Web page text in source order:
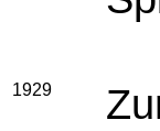
1929